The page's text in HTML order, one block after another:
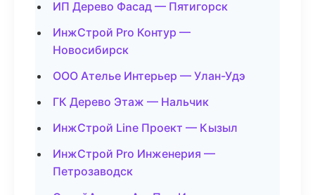
ИП Дерево Фасад — Пятигорск
ИнжСтрой Pro Контур —
Новосибирск
ООО Ателье Интерьер — Улан-Удэ
ГК Дерево Этаж — Нальчик
ИнжСтрой Line Проект — Кызыл
ИнжСтрой Pro Инженерия —
Петрозаводск